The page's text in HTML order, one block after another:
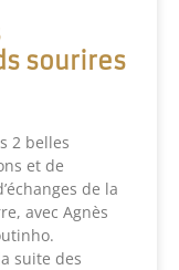
sourires
2 belles
et de
de la
avec Agnès
suite des